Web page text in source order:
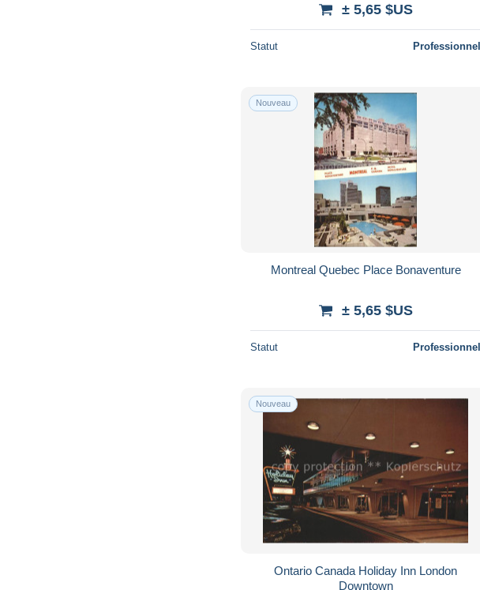
± 5,65 $US
Statut Professionnel
Nouveau
Montreal Quebec Place Bonaventure
± 5,65 $US
Statut Professionnel
Nouveau
Ontario Canada Holiday Inn London
Downtown